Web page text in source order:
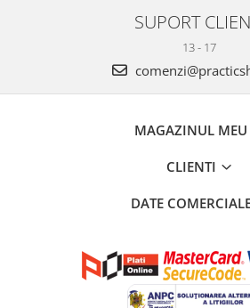
SUPORT
13 - 17
MAGAZINUL MEU
CLIENTI
DATE